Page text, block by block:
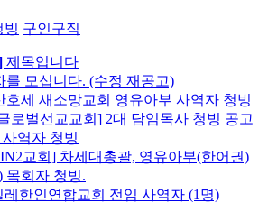
빙 구인구직
제목입니다
를 모십니다. (수정 재공고)
호세 새소망교회 영유아부 사역자 청빙
로벌선교교회] 2대 담임목사 청빙 공고
역자 청빙
교회] 차세대총괄, 영유아부(한어권)
목회자 청빙.
레한인연합교회 전임 사역자 (1명)